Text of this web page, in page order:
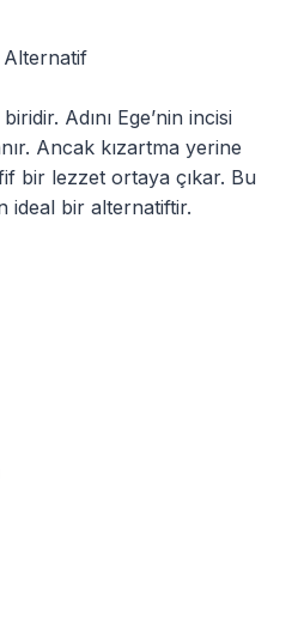
Alternatif
Adını Ege’nin incisi
Ancak kızartma yerine
bir lezzet ortaya çıkar. Bu
ideal bir alternatiftir.